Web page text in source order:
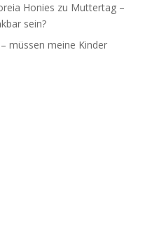
Honies zu Muttertag –
sein?
müssen meine Kinder